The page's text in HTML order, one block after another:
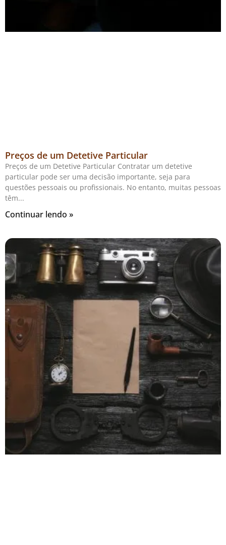
Preços de um Detetive Particular
Preços de um Detetive Particular Contratar um detetive
particular pode ser uma decisão importante, seja para
questões pessoais ou profissionais. No entanto, muitas pessoas
têm
Continuar lendo »